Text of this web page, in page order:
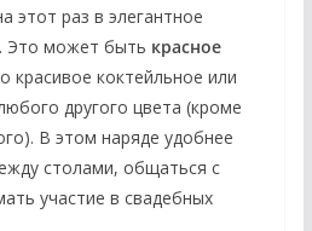
этот раз в элегантное
Это может быть красное
красивое коктейльное или
другого цвета (кроме
В этом наряде удобнее
столами, общаться с
участие в свадебных